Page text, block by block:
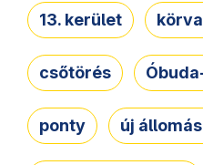
13. kerület
csőtörés
ponty új